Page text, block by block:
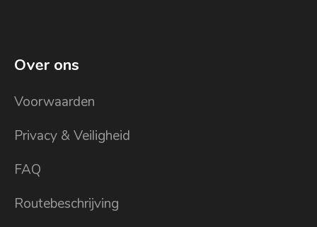
Over ons
Voorwaarden
Privacy & Veiligheid
FAQ
Routebeschrijving